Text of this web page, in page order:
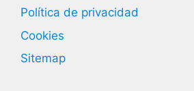
Política de privacidad
Cookies
Sitemap